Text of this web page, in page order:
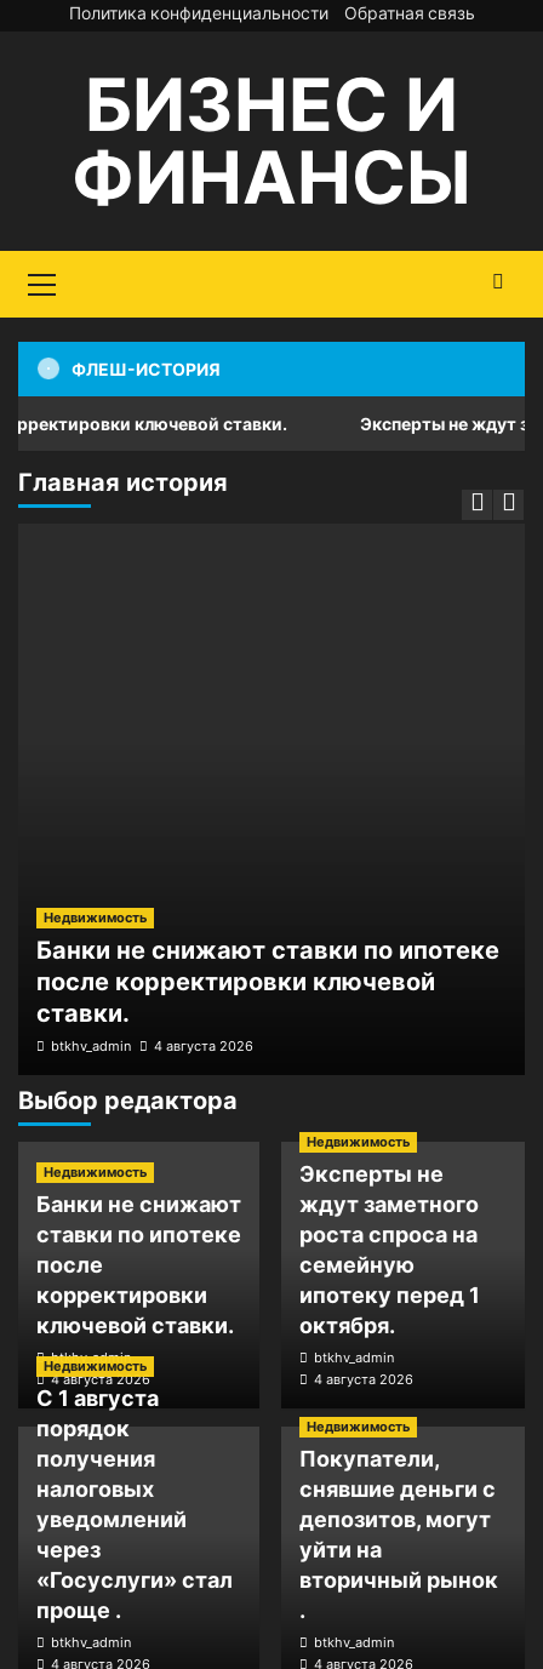
Перейти
содержимому
Политика конфиденциальности Обратная связь
БИЗНЕС И
ФИНАНСЫ
меню
ФЛЕШ-ИСТОРИЯ
ключевой ставки. Эксперты не ждут
Главная история
Недвижимость
Банки не снижают ставки по ипотеке
после корректировки ключевой
ставки.
btkhv_admin 4 августа 2026
Выбор редактора
Недвижимость
Банки не снижают
ставки по ипотеке
после
корректировки
ключевой ставки.
btkhv_admin
4 августа 2026
Недвижимость
Эксперты не
ждут заметного
роста спроса на
семейную
ипотеку перед 1
октября.
btkhv_admin
4 августа 2026
Недвижимость
С 1 августа
порядок
получения
налоговых
уведомлений
через
«Госуслуги» стал
проще .
btkhv_admin
4 августа 2026
Недвижимость
Покупатели,
снявшие деньги с
депозитов, могут
уйти на
вторичный рынок
.
btkhv_admin
4 августа 2026